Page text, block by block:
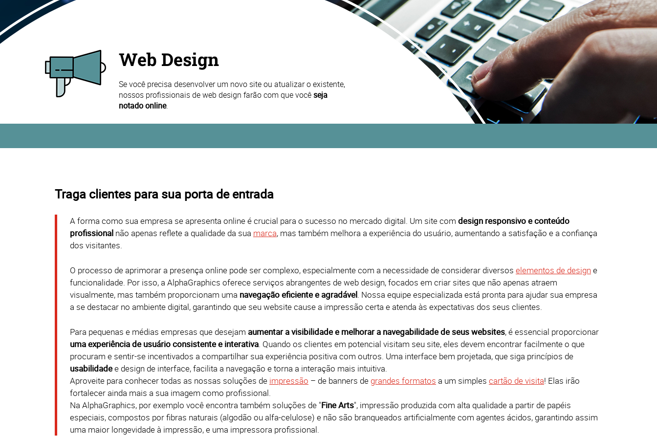
Web Design
Se você precisa desenvolver um novo site ou atualizar o existente,
nossos profissionais de web design farão com que vocêseja
notado online.
Traga clientes para sua porta de entrada
A forma como sua empresa se apresenta online é crucial para o sucesso no mercado digital. Um site com design responsivo e conteúdo
profissional não apenas reflete a qualidade da sua marca, mas também melhora a experiência do usuário, aumentando a satisfação e a confiança
dos visitantes.
O processo de aprimorar a presença online pode ser complexo, especialmente com a necessidade de considerar diversos elementos de design e
funcionalidade. Por isso, a AlphaGraphics oferece serviços abrangentes de web design, focados em criar sites que não apenas atraem
visualmente, mas também proporcionam uma navegação eficiente e agradável. Nossa equipe especializada está pronta para ajudar sua empresa
a se destacar no ambiente digital, garantindo que seu website cause a impressão certa e atenda às expectativas dos seus clientes.
Para pequenas e médias empresas que desejam aumentar a visibilidade e melhorar a navegabilidade de seus websites, é essencial proporcionar
uma experiência de usuário consistente e interativa. Quando os clientes em potencial visitam seu site, eles devem encontrar facilmente o que
procuram e sentir-se incentivados a compartilhar sua experiência positiva com outros. Uma interface bem projetada, que siga princípios de
usabilidadee design de interface, facilita a navegação e torna a interação mais intuitiva.
Aproveite para conhecer todas as nossas soluções de impressão – de banners de grandes formatos a um simples cartão de visita! Elas irão
fortalecer ainda mais a sua imagem como profissional.
Na AlphaGraphics, por exemplo você encontra também soluções de "Fine Arts", impressão produzida com alta qualidade a partir de papéis
especiais, compostos por fibras naturais (algodão ou alfa-celulose) e não são branqueados artificialmente com agentes ácidos, garantindo assim
uma maior longevidade à impressão, e uma impressora profissional.